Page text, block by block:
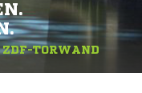
TORWAND